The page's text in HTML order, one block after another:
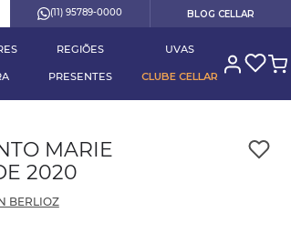
(11) 95789-0000 BLOG CELLAR
REGIÕES UVAS
PRESENTES CLUBE CELLAR
MARIE
2020
BERLIOZ